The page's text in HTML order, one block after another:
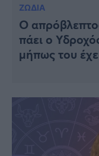
ΖΩΔΙΑ
Ο
πάει ο
μήπως του